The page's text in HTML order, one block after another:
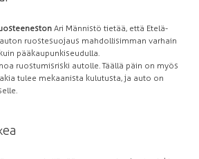
Ari Männistö tietää, että Etelä-
ruostesuojaus mahdollisimman varhain
pääkaupunkiseudulla.
ruostumisriski autolle. Täällä päin on myös
tulee mekaanista kulutusta, ja auto on